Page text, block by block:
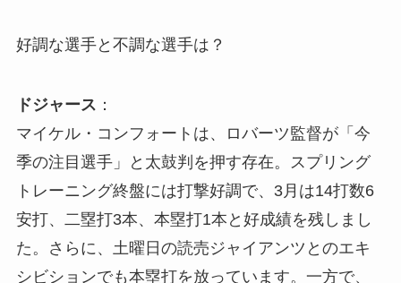
好調な選手と不調な選手は？
ドジャース ：
マイケル・コンフォートは、ロバーツ監督が「今
季の注目選手」と太鼓判を押す存在。スプリング
トレーニング終盤には打撃好調で、3月は14打数6
安打、二塁打3本、本塁打1本と好成績を残しまし
た。さらに、土曜日の読売ジャイアンツとのエキ
シビションでも本塁打を放っています。一方で、